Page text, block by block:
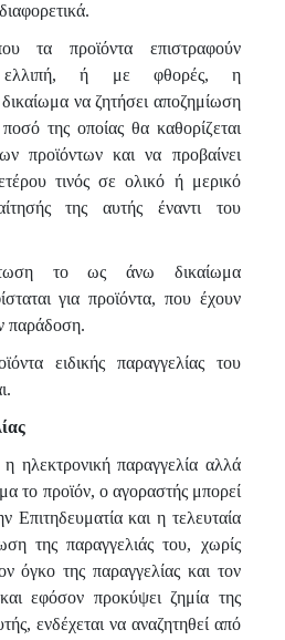
τα προϊόντα επιστραφούν
ελλιπή, ή με φθορές, η
δικαίωμα να ζητήσει αποζημίωση
της οποίας θα καθορίζεται
προϊόντων και να προβαίνει
τινός σε ολικό ή μερικό
της αυτής έναντι του
το ως άνω δικαίωμα
για προϊόντα, που έχουν
παράδοση.
ειδικής παραγγελίας του
ηλεκτρονική παραγγελία αλλά
το προϊόν, ο αγοραστής μπορεί
Επιτηδευματία και η τελευταία
της παραγγελιάς του, χωρίς
όγκο της παραγγελίας και τον
εφόσον προκύψει ζημία της
ενδέχεται να αναζητηθεί από